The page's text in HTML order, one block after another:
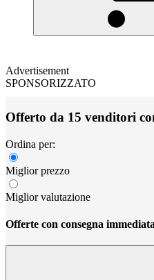
Advertisement
SPONSORIZZATO
Offerto da 15 venditori
Ordina per:
Miglior prezzo
Miglior valutazione
Offerte con consegna immediata